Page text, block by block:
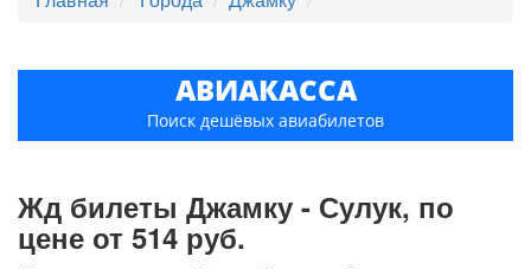
АВИАКАССА
Поиск дешёвых авиабилетов
Жд билеты Джамку - Сулук, по
цене от 514 руб.